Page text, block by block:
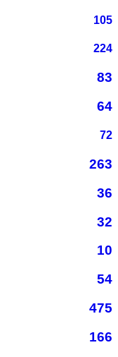
105
224
83
64
72
263
36
32
10
54
475
166